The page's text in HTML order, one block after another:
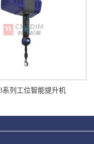
系列工位智能提升机